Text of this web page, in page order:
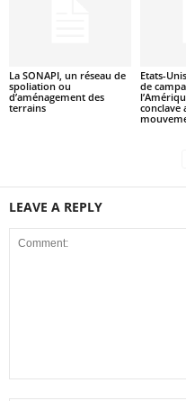
La SONAPI, un réseau de
spoliation ou
d’aménagement des
terrains
Etats-
de
conclave
LEAVE A REPLY